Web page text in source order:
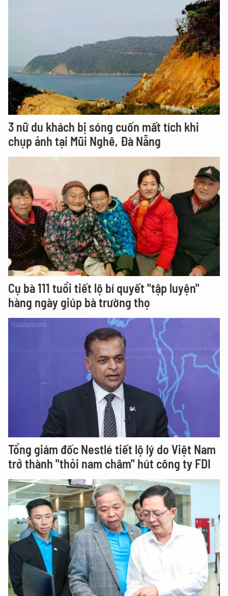
3 nữ du khách bị sóng cuốn mất tích khi
chụp ảnh tại Mũi Nghê, Đà Nẵng
Cụ bà 111 tuổi tiết lộ bí quyết "tập luyện"
hàng ngày giúp bà trường thọ
Tổng giám đốc Nestlé tiết lộ lý do Việt Nam
trở thành "thỏi nam châm" hút công ty FDI